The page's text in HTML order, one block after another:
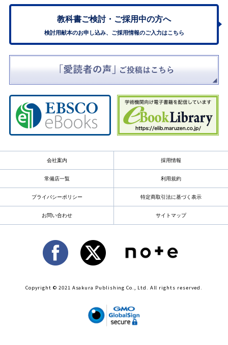
教科書ご検討・ ご採用中の方へ
検討用献本のお申し込み、ご採用情報のご入力はこちら
会社案内 採用情報
常備店一覧 利用規約
プライバシーポリシー 特定商取引法に基づく表示
お問い合わせ サイトマップ
Copyright © 2021 Asakura Publishing Co., Ltd. All rights reserved.